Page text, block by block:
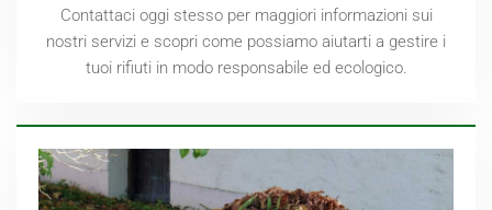
Contattaci oggi stesso per maggiori informazioni sui
nostri servizi e scopri come possiamo aiutarti a gestire i
tuoi rifiuti in modo responsabile ed ecologico.